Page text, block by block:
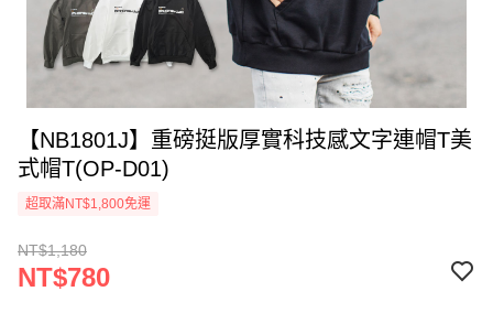
【NB1801J】重磅挺版厚實科技感文字連帽T美
式帽T(OP-D01)
超取滿NT$1,800免運
NT$1,180
NT$780